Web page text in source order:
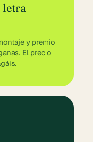
letra
y premio
El precio